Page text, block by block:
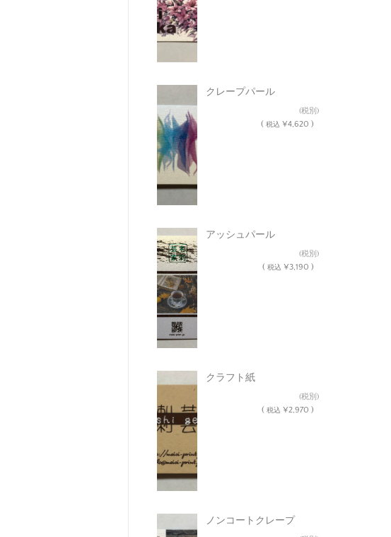
クレープパール
(税別)
( 税込 ¥4,620 )
アッシュパール
(税別)
( 税込 ¥3,190 )
クラフト紙
(税別)
( 税込 ¥2,970 )
ノンコートクレープ